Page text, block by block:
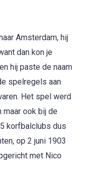
Amsterdam, hij
dan kon je
hij paste de naam
spelregels aan
Het spel werd
maar ook bij de
korfbalclubs dus
op 2 juni 1903
met Nico